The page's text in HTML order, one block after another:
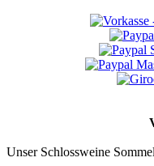
Unser Schlossweine